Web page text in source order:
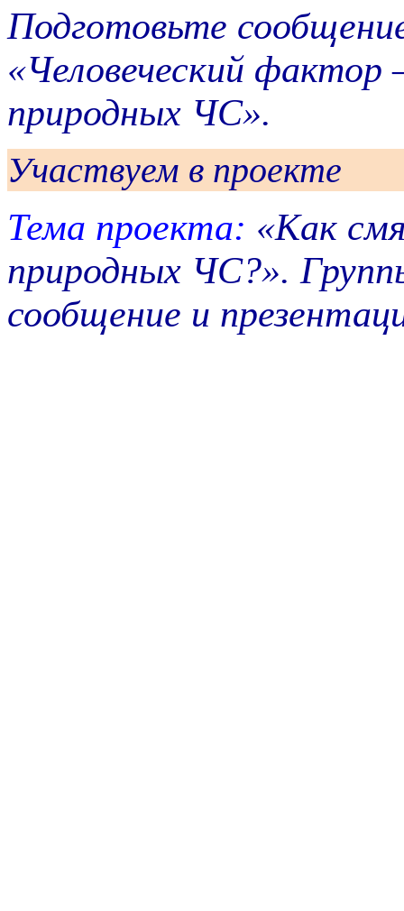
Подготовьте
«Человеческий фактор
природных ЧС».
Участвуем в проекте
Тема проекта: «Как
природных ЧС?».
сообщение и